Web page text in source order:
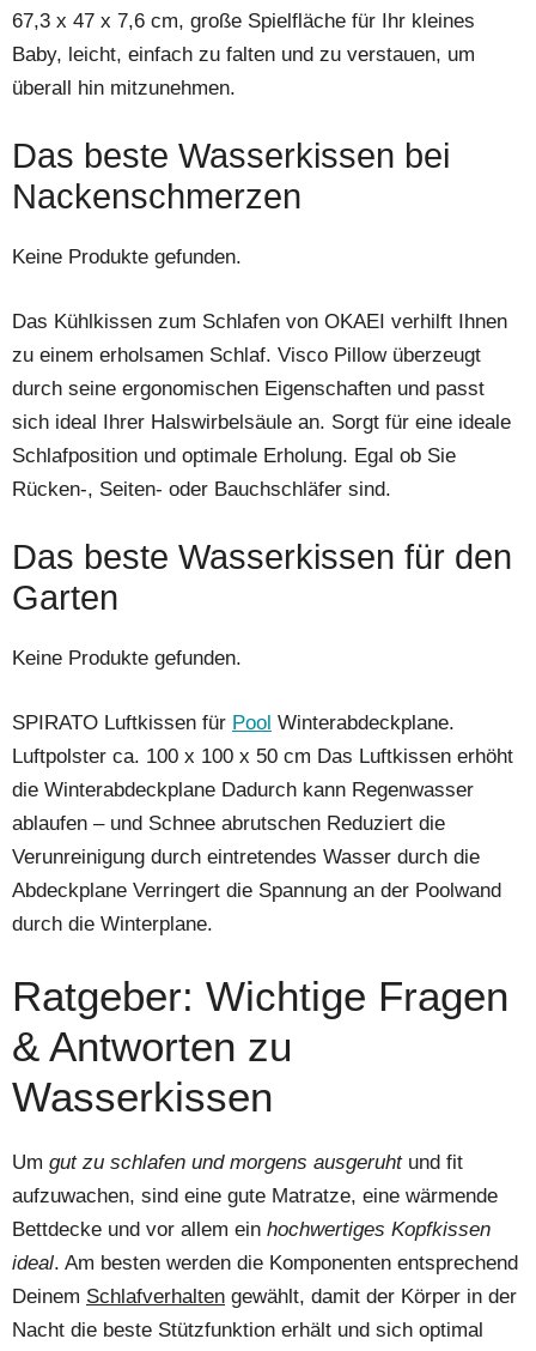
67,3 x 47 x 7,6 cm, große Spielfläche für Ihr kleines
Baby, leicht, einfach zu falten und zu verstauen, um
überall hin mitzunehmen.
Das beste Wasserkissen bei
Nackenschmerzen
Keine Produkte gefunden.
Das Kühlkissen zum Schlafen von OKAEI verhilft Ihnen
zu einem erholsamen Schlaf. Visco Pillow überzeugt
durch seine ergonomischen Eigenschaften und passt
sich ideal Ihrer Halswirbelsäule an. Sorgt für eine ideale
Schlafposition und optimale Erholung. Egal ob Sie
Rücken-, Seiten- oder Bauchschläfer sind.
Das beste Wasserkissen für den
Garten
Keine Produkte gefunden.
SPIRATO Luftkissen für Pool Winterabdeckplane.
Luftpolster ca. 100 x 100 x 50 cm Das Luftkissen erhöht
die Winterabdeckplane Dadurch kann Regenwasser
ablaufen – und Schnee abrutschen Reduziert die
Verunreinigung durch eintretendes Wasser durch die
Abdeckplane Verringert die Spannung an der Poolwand
durch die Winterplane.
Ratgeber: Wichtige Fragen
& Antworten zu
Wasserkissen
Um gut zu schlafen und morgens ausgeruhtund fit
aufzuwachen, sind eine gute Matratze, eine wärmende
Bettdecke und vor allem ein hochwertiges Kopfkissen
ideal. Am besten werden die Komponenten entsprechend
Deinem Schlafverhalten gewählt, damit der Körper in der
Nacht die beste Stützfunktion erhält und sich optimal